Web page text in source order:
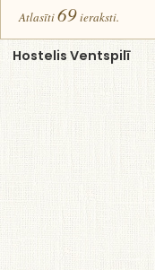
Atlasīti69ieraksti.
Hostelis Ventspilī